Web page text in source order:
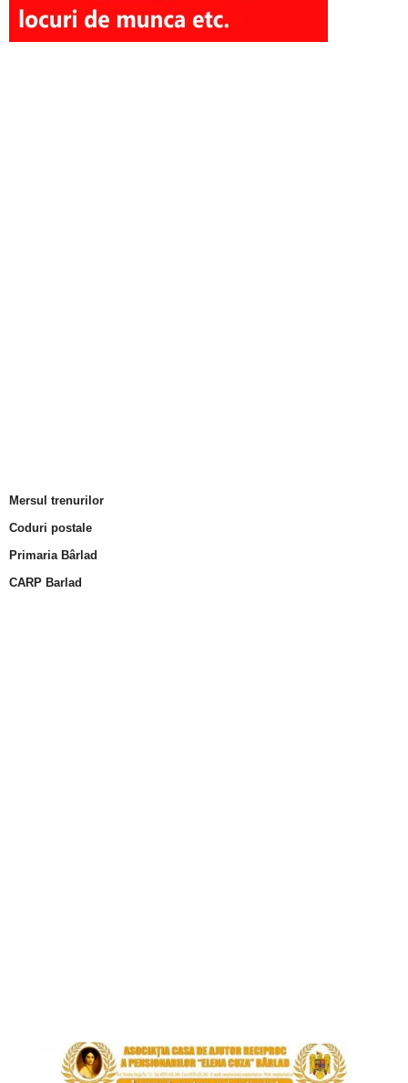
Mersul trenurilor
Coduri postale
Primaria Bârlad
CARP Barlad